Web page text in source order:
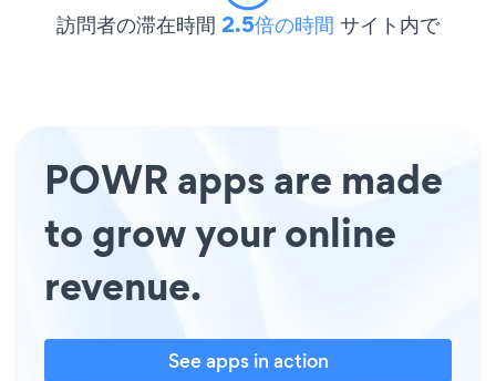
訪問者の滞在時間 2.5倍の時間 サイト内で
POWR apps are made
to grow your online
revenue.
See apps in action